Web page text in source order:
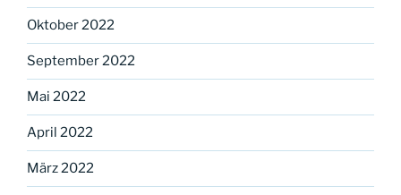
Oktober 2022
September 2022
Mai 2022
April 2022
März 2022